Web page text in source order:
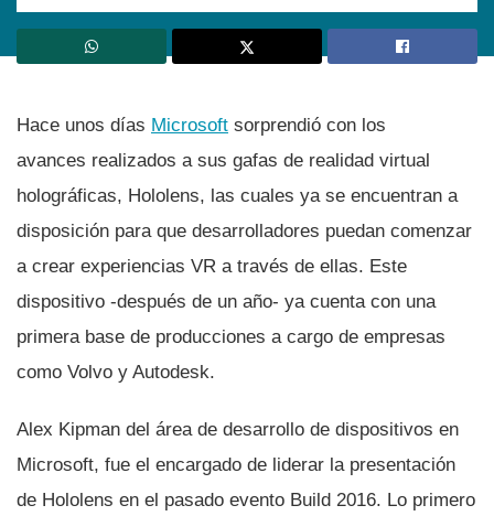
Hace unos dí­as Microsoft sorprendió con los
avances realizados a sus gafas de realidad virtual
holográficas, Hololens, las cuales ya se encuentran a
disposición para que desarrolladores puedan comenzar
a crear experiencias VR a través de ellas. Este
dispositivo -después de un año- ya cuenta con una
primera base de producciones a cargo de empresas
como Volvo y Autodesk.
Alex Kipman del área de desarrollo de dispositivos en
Microsoft, fue el encargado de liderar la presentación
de Hololens en el pasado evento Build 2016. Lo primero